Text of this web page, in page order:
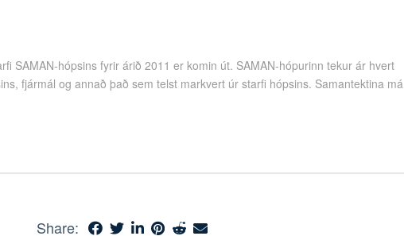
SAMAN-hópsins fyrir árið 2011 er komin út. SAMAN-hópurinn tekur ár hvert
fjármál og annað það sem telst markvert úr starfi hópsins. Samantektina má
Share: